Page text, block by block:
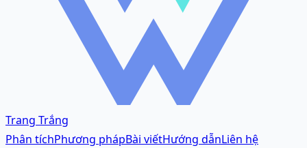
Trang Trắng
Phân tíchPhương phápBài viếtHướng dẫnLiên hệ